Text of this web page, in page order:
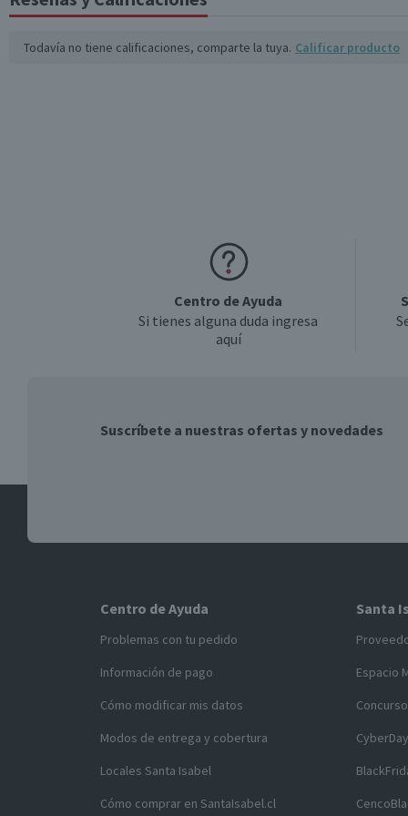
Todavía no tiene calificaciones, comparte la tuya. Calificar producto
Centro de Ayuda
Si tienes alguna duda ingresa
aquí
Suscríbete a nuestras ofertas y novedades
Centro de Ayuda
Problemas con tu pedido
Información de pago
Cómo modificar mis datos
Modos de entrega y cobertura
Locales Santa Isabel
Cómo comprar en SantaIsabel.cl
Santa
Espacio
CyberDay